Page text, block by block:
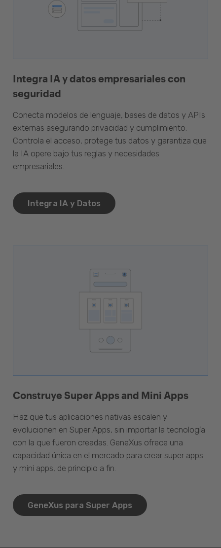
Integra IA y datos empresariales con
seguridad
Conecta modelos de lenguaje, bases de datos y APIs
externas asegurando privacidad y cumplimiento.
Controla el acceso, protege tus datos y garantiza que
la IA opere bajo tus reglas y necesidades
empresariales.
Integra IA y Datos
Construye Super Apps and Mini Apps
Haz que tus aplicaciones nativas escalen y
evolucionen en Super Apps, sin importar la tecnología
con la que fueron creadas. GeneXus ofrece una
capacidad única en el mercado para crear super apps
y mini apps, de principio a fin.
GeneXus para Super Apps